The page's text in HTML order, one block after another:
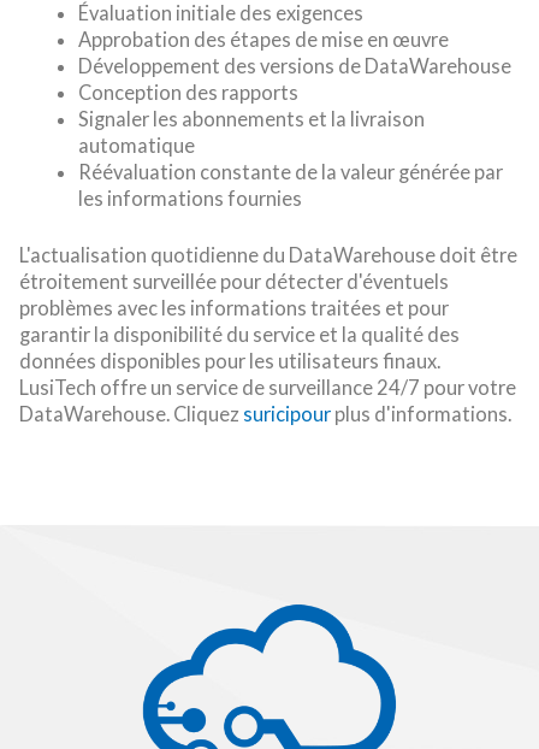
Évaluation initiale des exigences
Approbation des étapes de mise en œuvre
Développement des versions de DataWarehouse
Conception des rapports
Signaler les abonnements et la livraison
automatique
Réévaluation constante de la valeur générée par
les informations fournies
L'actualisation quotidienne du DataWarehouse doit être
étroitement surveillée pour détecter d'éventuels
problèmes avec les informations traitées et pour
garantir la disponibilité du service et la qualité des
données disponibles pour les utilisateurs finaux.
LusiTech offre un service de surveillance 24/7 pour votre
DataWarehouse. Cliquez suricipour plus d'informations.